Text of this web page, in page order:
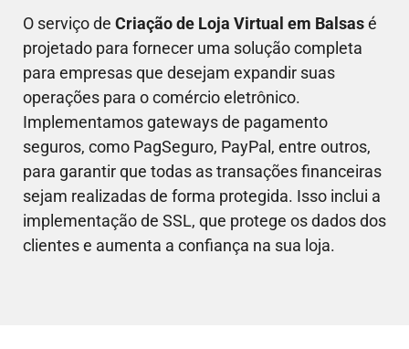
O serviço de Criação de Loja Virtual em Balsasé
projetado para fornecer uma solução completa
para empresas que desejam expandir suas
operações para o comércio eletrônico.
Implementamos gateways de pagamento
seguros, como PagSeguro, PayPal, entre outros,
para garantir que todas as transações financeiras
sejam realizadas de forma protegida. Isso inclui a
implementação de SSL, que protege os dados dos
clientes e aumenta a confiança na sua loja.